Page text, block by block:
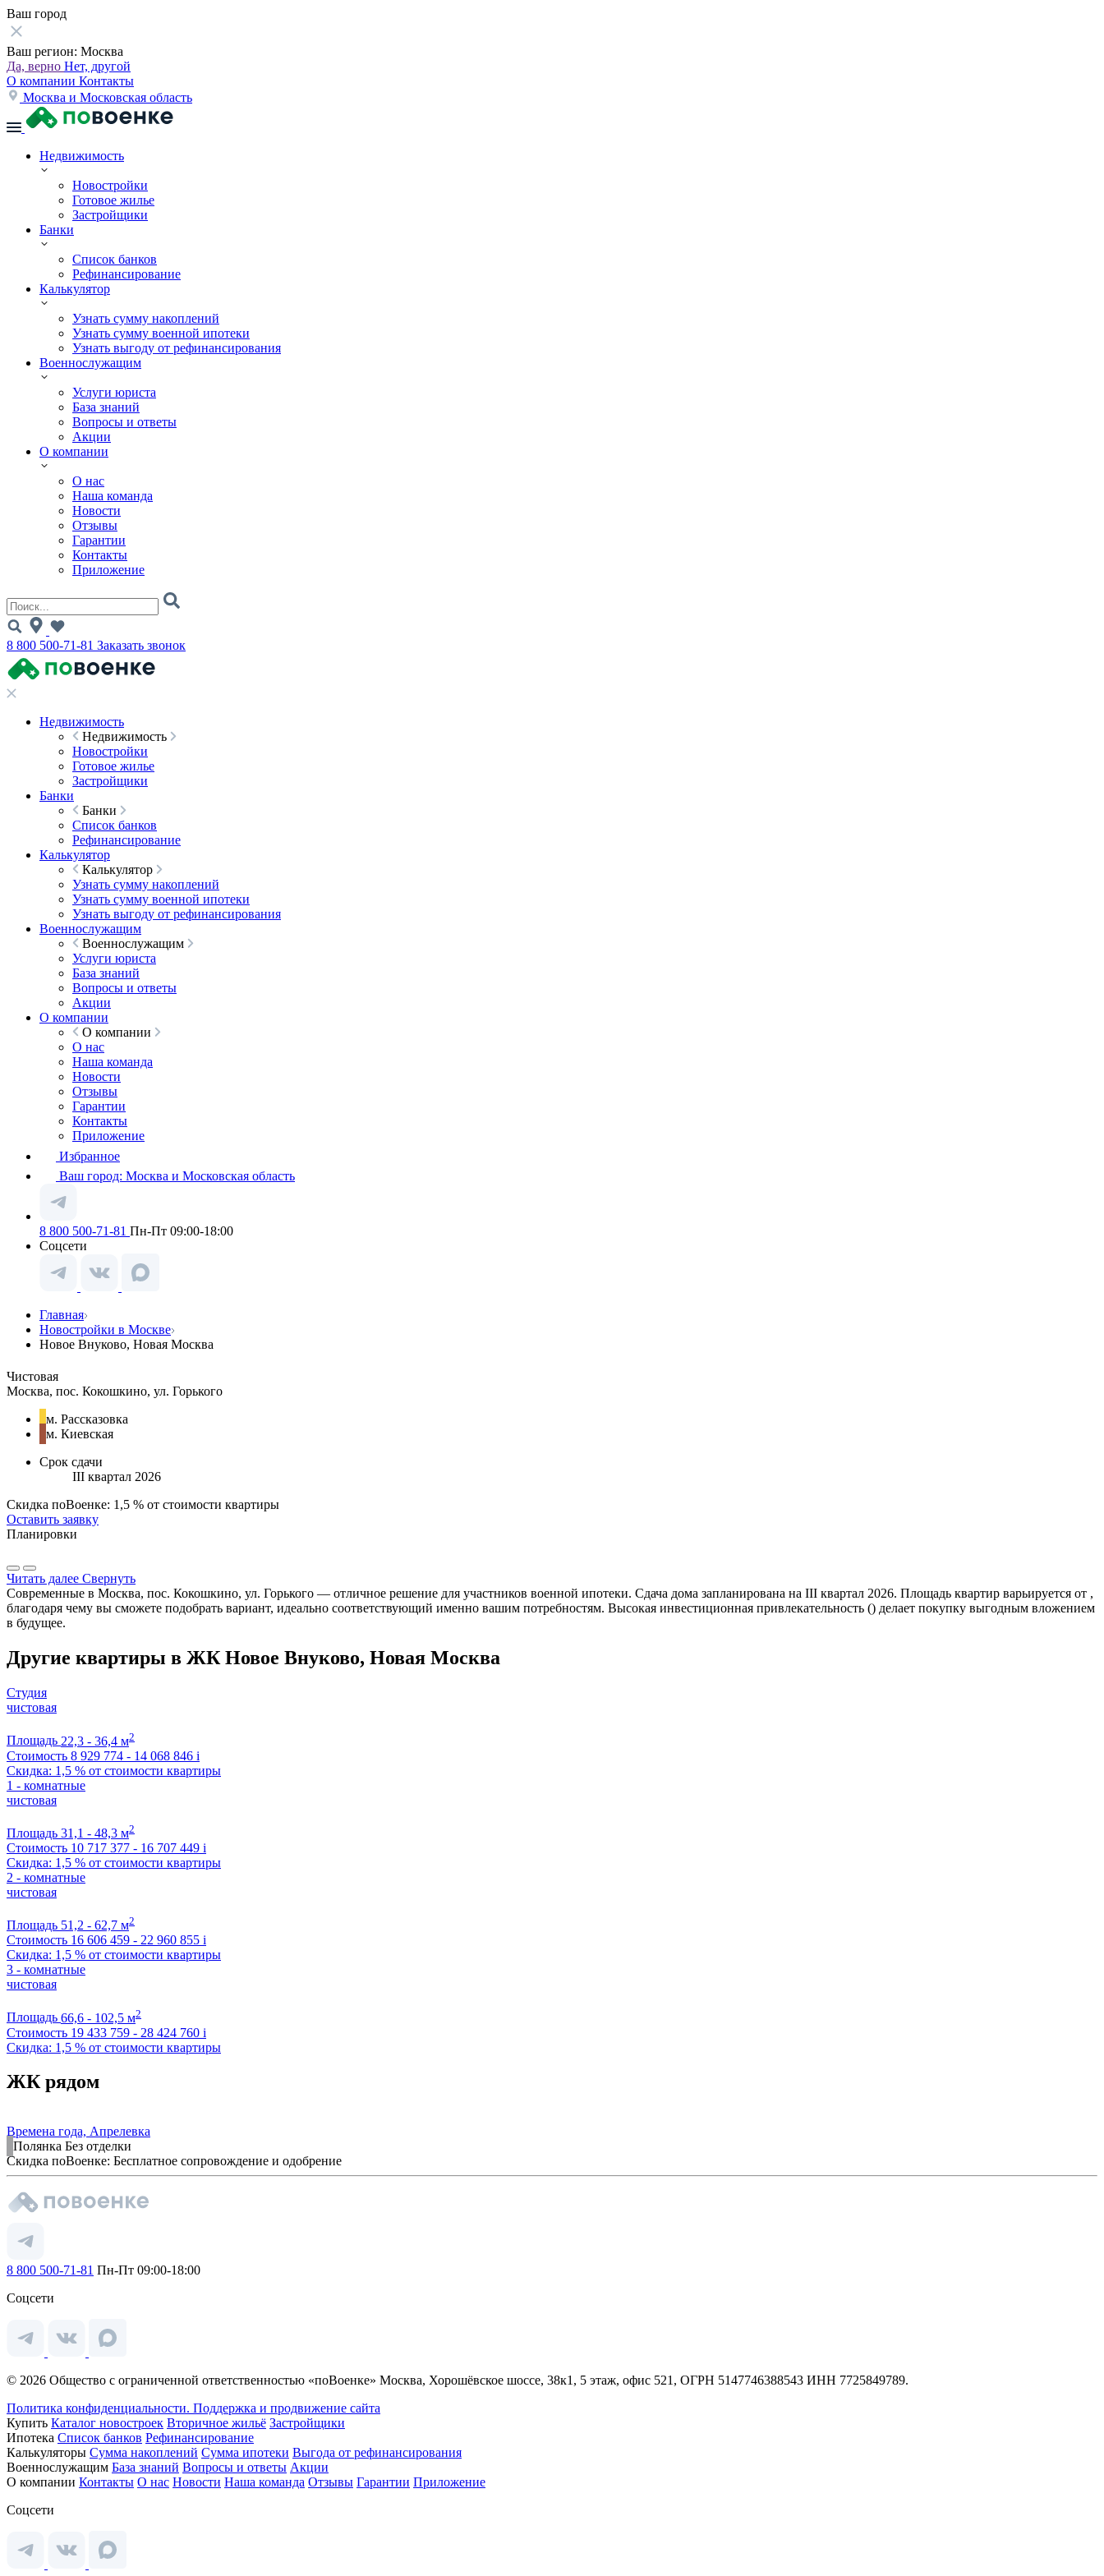
Ваш город
Ваш регион: Москва
Да, верно Нет, другой
О компании Контакты
Москва и Московская область
Недвижимость
Новостройки
Готовое жилье
Застройщики
Банки
Список банков
Рефинансирование
Калькулятор
Узнать сумму накоплений
Узнать сумму военной ипотеки
Узнать выгоду от рефинансирования
Военнослужащим
Услуги юриста
База знаний
Вопросы и ответы
Акции
О компании
О нас
Наша команда
Новости
Отзывы
Гарантии
Контакты
Приложение
8 800 500-71-81 Заказать звонок
Недвижимость
Недвижимость
Новостройки
Готовое жилье
Застройщики
Банки
Банки
Список банков
Рефинансирование
Калькулятор
Калькулятор
Узнать сумму накоплений
Узнать сумму военной ипотеки
Узнать выгоду от рефинансирования
Военнослужащим
Военнослужащим
Услуги юриста
База знаний
Вопросы и ответы
Акции
О компании
О компании
О нас
Наша команда
Новости
Отзывы
Гарантии
Контакты
Приложение
Избранное
Ваш город: Москва и Московская область
8 800 500-71-81 Пн-Пт 09:00-18:00
Соцсети
Главная
Новостройки в Москве
Новое Внуково, Новая Москва
Чистовая
Москва, пос. Кокошкино, ул. Горького
м. Рассказовка
м. Киевская
Срок сдачи
III квартал 2026
Скидка поВоенке: 1,5 % от стоимости квартиры
Оставить заявку
Планировки
Читать далее Свернуть
Современные в Москва, пос. Кокошкино, ул. Горького — отличное решение для участников военной ипотеки. Сдача дома запланирована на III квартал 2026. Площадь квартир варьируется от ,
благодаря чему вы сможете подобрать вариант, идеально соответствующий именно вашим потребностям. Высокая инвестиционная привлекательность () делает покупку выгодным вложением
в будущее.
Другие квартиры в ЖК Новое Внуково, Новая Москва
Студия
чистовая
Площадь 22,3 - 36,4 м2
Стоимость 8 929 774 - 14 068 846 i
Скидка: 1,5 % от стоимости квартиры
1 - комнатные
чистовая
Площадь 31,1 - 48,3 м2
Стоимость 10 717 377 - 16 707 449 i
Скидка: 1,5 % от стоимости квартиры
2 - комнатные
чистовая
Площадь 51,2 - 62,7 м2
Стоимость 16 606 459 - 22 960 855 i
Скидка: 1,5 % от стоимости квартиры
3 - комнатные
чистовая
Площадь 66,6 - 102,5 м2
Стоимость 19 433 759 - 28 424 760 i
Скидка: 1,5 % от стоимости квартиры
ЖК рядом
Времена года, Апрелевка
Полянка Без отделки
Скидка поВоенке: Бесплатное сопровождение и одобрение
8 800 500-71-81 Пн-Пт 09:00-18:00
Соцсети
© 2026 Общество с ограниченной ответственностью «поВоенке» Москва, Хорошёвское шоссе, 38к1, 5 этаж, офис 521, ОГРН 5147746388543 ИНН 7725849789.
Политика конфиденциальности. Поддержка и продвижение сайта
Купить Каталог новостроек Вторичное жильё Застройщики
Ипотека Список банков Рефинансирование
Калькуляторы Сумма накоплений Сумма ипотеки Выгода от рефинансирования
Военнослужащим База знаний Вопросы и ответы Акции
О компании Контакты О нас Новости Наша команда Отзывы Гарантии Приложение
Соцсети